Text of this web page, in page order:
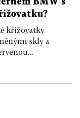
BMW s
křižovatky
skly a